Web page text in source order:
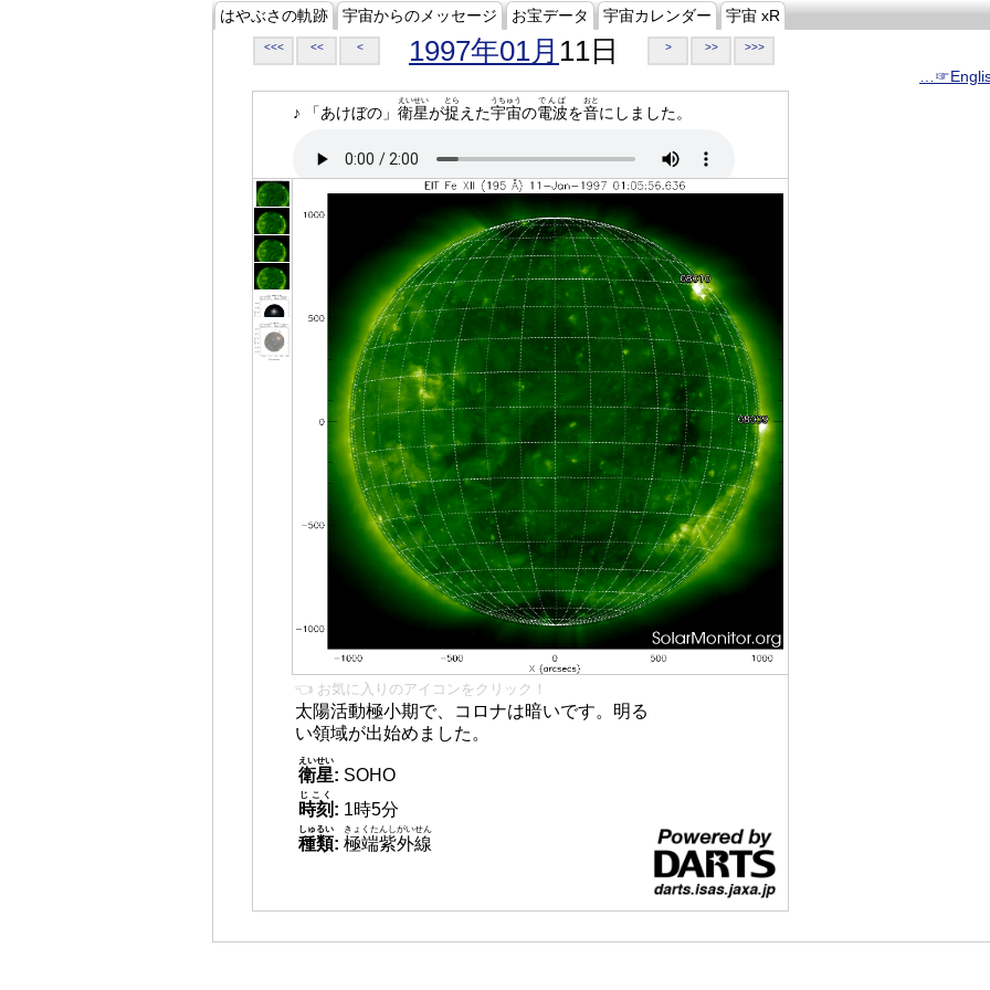
はやぶさの軌跡 宇宙からのメッセージ お宝データ 宇宙カレンダー 宇宙 xR
<<< << < 1997年01月 11日 > >> >>>
♪ 「あけぼの」 衛星
えいせい
が捉
とら
えた宇宙
うちゅう
の電波
でんぱ
を音
おと
にしました。
👈 お気に入りのアイコンをクリック！
太陽活動極小期で、コロナは暗いです。明る
い領域が出始めました。
衛星
えいせい
: SOHO
時刻
じこく
: 1時5分
種類
しゅるい
: 極端紫外線
きょくたんしがいせん